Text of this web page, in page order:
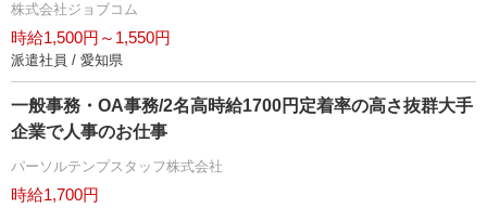
株式会社ジョブコム
時給1,500円～1,550円
派遣社員 / 愛知県
一般事務・OA事務/2名高時給1700円定着率の高さ抜群大手
企業で人事のお仕事
パーソルテンプスタッフ株式会社
時給1,700円